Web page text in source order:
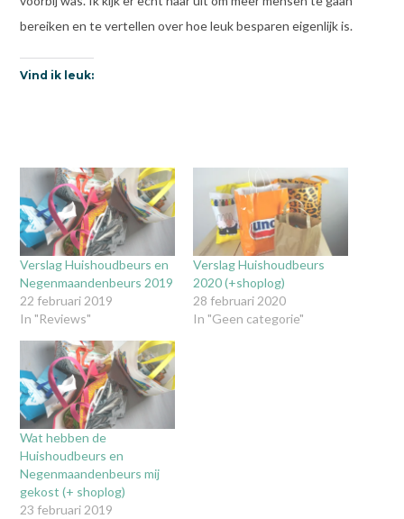
bereiken en te vertellen over hoe leuk besparen eigenlijk is.
Vind ik leuk:
Verslag Huishoudbeurs en
Negenmaandenbeurs 2019
22 februari 2019
In "Reviews"
Verslag Huishoudbeurs
2020 (+shoplog)
28 februari 2020
In "Geen categorie"
Wat hebben de
Huishoudbeurs en
Negenmaandenbeurs mij
gekost (+ shoplog)
23 februari 2019